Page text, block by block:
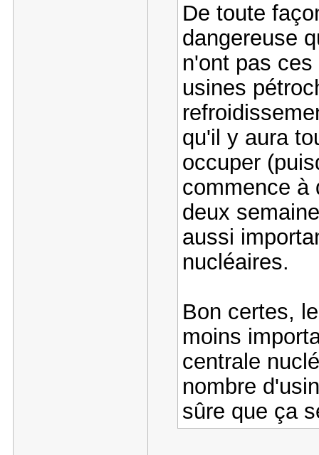
De toute
dangereuse
n'ont pas
usines
qu'il y aura
occuper
commence à
deux
aussi
nucléaires.
Bon certes,
moins
centrale
nombre
sûre que ça